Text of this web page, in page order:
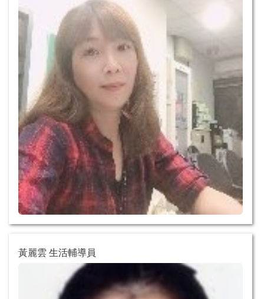
黃麗雲 生活輔導員